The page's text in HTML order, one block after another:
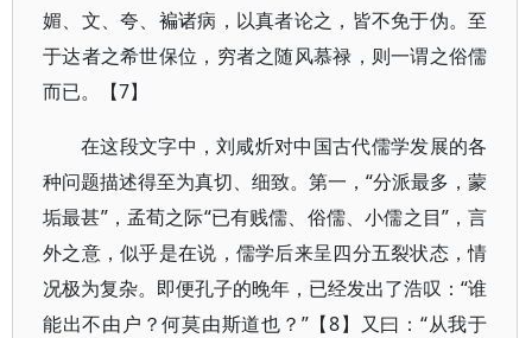
媚、文、夸、褊诸病，以真者论之，皆不免于伪。至
于达者之希世保位，穷者之随风慕禄，则一谓之俗儒
而已。【7】
在这段文字中，刘咸炘对中国古代儒学发展的各
种问题描述得至为真切、细致。第一，“分派最多，蒙
垢最甚”，孟荀之际“已有贱儒、俗儒、小儒之目”，言
外之意，似乎是在说，儒学后来呈四分五裂状态，情
况极为复杂。即便孔子的晚年，已经发出了浩叹：“谁
能出不由户？何莫由斯道也？”【8】又曰：“从我于